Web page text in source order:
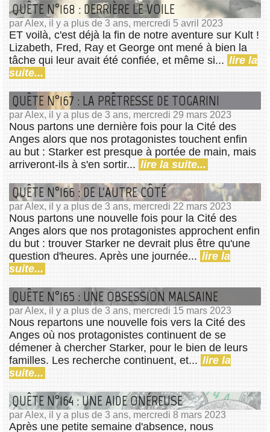
QUÊTE N°168 : DERRIÈRE LE VOILE
par Alex, il y a plus de 3 ans, mercredi 5 avril 2023
ET voilà, c'est déjà la fin de notre aventure sur Kult !
Lizabeth, Fred, Ray et George ont mené à bien la
tâche qui leur avait été confiée, et même si... lire la
suite...
QUÊTE N°167 : LA PRÊTRESSE DE TOGARINI
par Alex, il y a plus de 3 ans, mercredi 29 mars 2023
Nous partons une dernière fois pour la Cité des
Anges alors que nos protagonistes touchent enfin
au but : Starker est presque à portée de main, mais
arriveront-ils à s'en sortir... lire la suite...
QUÊTE N°166 : DE L'AUTRE CÔTÉ
par Alex, il y a plus de 3 ans, mercredi 22 mars 2023
Nous partons une nouvelle fois pour la Cité des
Anges alors que nos protagonistes approchent enfin
du but : trouver Starker ne devrait plus être qu'une
question d'heures. Après une journée... lire la
suite...
QUÊTE N°165 : UNE OBSESSION MALSAINE
par Alex, il y a plus de 3 ans, mercredi 15 mars 2023
Nous repartons une nouvelle fois vers la Cité des
Anges où nos protagonistes continuent de se
démener à chercher Starker, pour le bien de leurs
familles. Les recherche continuent, et... lire la
suite...
QUÊTE N°164 : UNE AIDE ONÉREUSE
par Alex, il y a plus de 3 ans, mercredi 8 mars 2023
Après une petite semaine d'absence, nous